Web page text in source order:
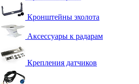
Кронштейны эхолота
Аксессуары к радарам
Крепления датчиков